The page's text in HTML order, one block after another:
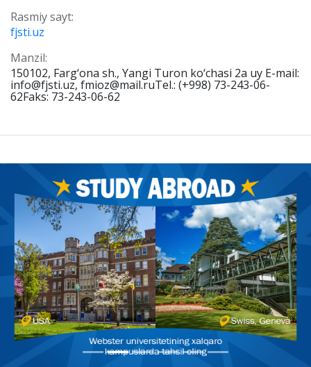
Rasmiy sayt:
fjsti.uz
Manzil:
150102, Farg‘ona sh., Yangi Turon ko‘chasi 2a uy E-mail:
info@fjsti.uz, fmioz@mail.ruTel.: (+998) 73-243-06-
62Faks: 73-243-06-62